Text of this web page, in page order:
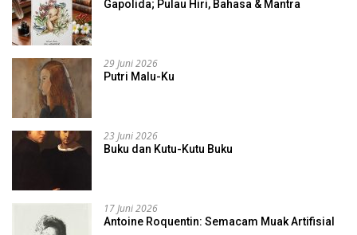
Gapolida; Pulau Hiri, Bahasa & Mantra
29 Juni 2026
Putri Malu-Ku
23 Juni 2026
Buku dan Kutu-Kutu Buku
17 Juni 2026
Antoine Roquentin: Semacam Muak Artifisial